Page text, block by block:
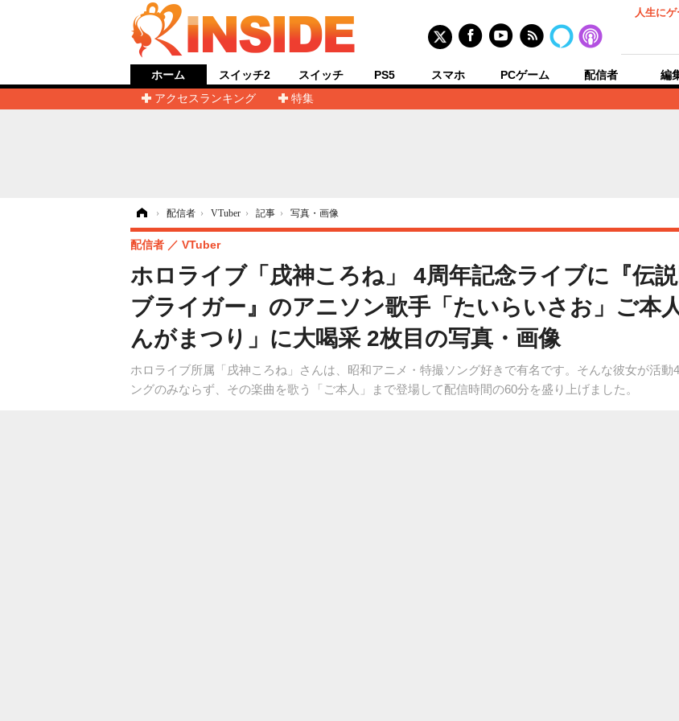
人生に
ホーム
アクセスランキング
特集
スイッチ2 スイッチ PS5 スマホ PCゲーム 配信者 編
› 配信者 › VTuber › 記事 › 写真・画像
ホロライブ「戌神ころね」 4周年記念ライブに『伝
ブライガー』のアニソン歌手「たいらいさお」ご本
んがまつり」に大喝采 2枚目の写真・画像
ホロライブ所属「戌神ころね」さんは、昭和アニメ・特撮ソング好きで有名です。そんな彼女が活
ングのみならず、その楽曲を歌う「ご本人」まで登場して配信時間の60分を盛り上げました。
配信者 VTuber